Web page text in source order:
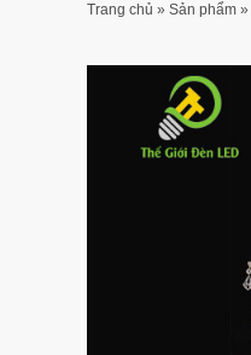
Trang chủ » Sản phẩm »